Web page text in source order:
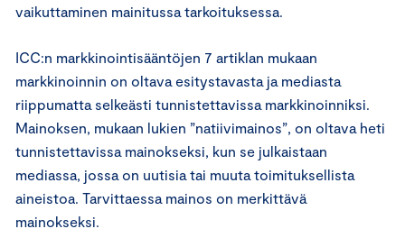
vaikuttaminen mainitussa tarkoituksessa.
ICC:n markkinointisääntöjen 7 artiklan mukaan
markkinoinnin on oltava esitystavasta ja mediasta
riippumatta selkeästi tunnistettavissa markkinoinniksi.
Mainoksen, mukaan lukien ”natiivimainos”, on oltava heti
tunnistettavissa mainokseksi, kun se julkaistaan
mediassa, jossa on uutisia tai muuta toimituksellista
aineistoa. Tarvittaessa mainos on merkittävä
mainokseksi.